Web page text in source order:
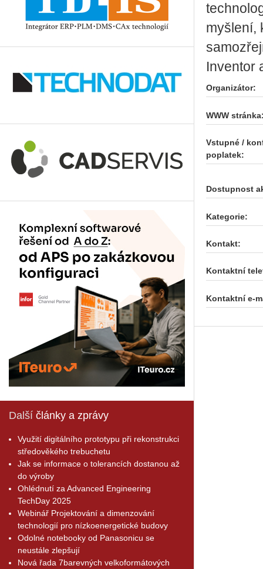
Další články a zprávy
Využití digitálního prototypu při rekonstrukci
středověkého trebuchetu
Jak se informace o tolerancích dostanou až
do výroby
Ohlédnutí za Advanced Engineering
TechDay 2025
Webinář Projektování a dimenzování
technologií pro nízkoenergetické budovy
Odolné notebooky od Panasonicu se
neustále zlepšují
Nová řada 7barevných velkoformátových
myšlení,
Inventor
Organizátor:
WWW
Vstupné /
poplatek:
Dostupnost
Kategorie:
Kontakt:
Kontaktní
Kontaktní e-